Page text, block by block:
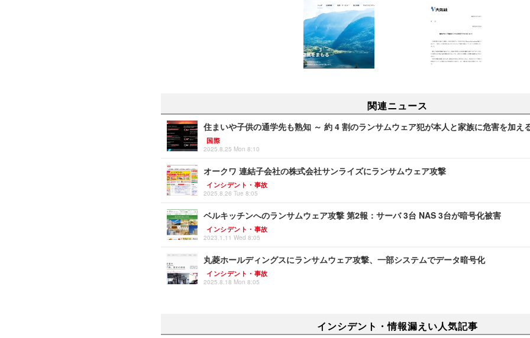
関連ニュース
住まいや子供の通学先も熟知 ～ 約 4 割のランサムウェア犯が本人と家族に危害を加え
国際
2025.8.25 Mon 8:10
オークワ 連結子会社の株式会社サンライズにランサムウェア攻撃
インシデント・事故
2025.8.26 Tue 8:05
ベルキッチンへのランサムウェア攻撃 第2報：サーバ 3台 NAS 3台が暗号化被害
インシデント・事故
2023.1.11 Wed 8:05
丸菱ホールディングスにランサムウェア攻撃、一部システムでデータ暗号化
インシデント・事故
2025.8.18 Mon 8:05
インシデント・情報漏えい人気記事